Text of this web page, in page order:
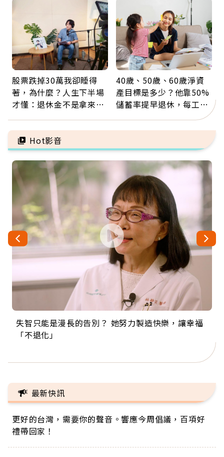
股票跌掉30萬我卻睡得
著，為什麼？人生下半場
才懂：退休金不是拿來拚
不能賭
40歲、50歲、60歲淨資
產目標是多少？他靠50%
儲蓄率提早退休，每工作
Hot影音
失智只能是漫長的告別？ 她努力製造快樂，讓幸福
「不退化」
來自剛果的巧克力神父 為台灣奉獻36年 「台灣是我
的家，我連作夢都講台語！」
63歲卸矽谷副總、搬回台灣找快樂！「蛋黃哥小
丑」走進安養院，逗樂上萬爺奶：退休後才開始真
104歲打破金氏世界紀錄 成為全球最年長羽球選
手，分享長壽的秘密原來是「這個」
事業巔峰他選擇追夢…黑手阿伯拉小提琴還登上小
巨蛋！連CNN都大讚！
最新快訊
更好的台灣，需要你的聲音。響應今周倡議，百項好
禮帶回家！